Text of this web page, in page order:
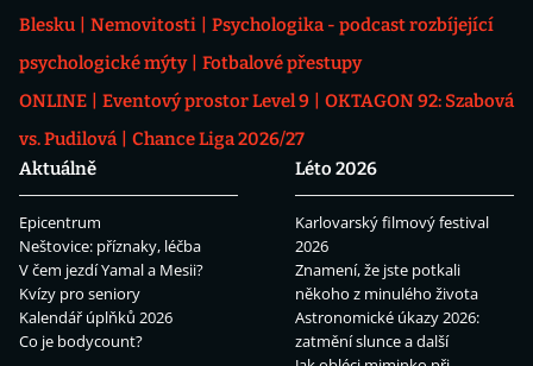
Blesku
Nemovitosti
Psychologika - podcast rozbíjející
psychologické mýty
Fotbalové přestupy
ONLINE
Eventový prostor Level 9
OKTAGON 92: Szabová
vs. Pudilová
Chance Liga 2026/27
Aktuálně
Epicentrum
Neštovice: příznaky, léčba
V čem jezdí Yamal a Mesii?
Kvízy pro seniory
Kalendář úplňků 2026
Co je bodycount?
Léto 2026
Karlovarský filmový festival
2026
Znamení, že jste potkali
někoho z minulého života
Astronomické úkazy 2026:
zatmění slunce a další